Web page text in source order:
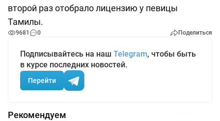
второй раз отобрало лицензию у певицы
Тамилы.
9681 0 Поделиться
Подписывайтесь на наш Telegram, чтобы быть
в курсе последних новостей.
Перейти
Рекомендуем